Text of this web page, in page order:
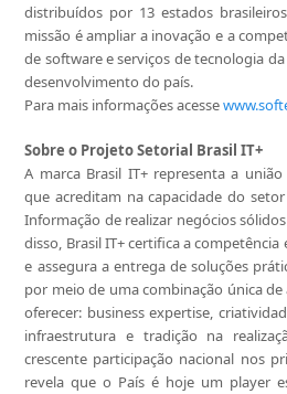
distribuídos por 13 estados
missão é ampliar a inovação e a
de software e serviços de tecnologia
desenvolvimento do país.
Para mais informações acesse
Sobre o Projeto Setorial Brasil IT+
A marca Brasil IT+ representa a
que acreditam na capacidade do
Informação de realizar negócios
disso, Brasil IT+ certifica a
e assegura a entrega de soluções
por meio de uma combinação única
oferecer: business expertise,
infraestrutura e tradição na
crescente participação nacional nos
revela que o País é hoje um player